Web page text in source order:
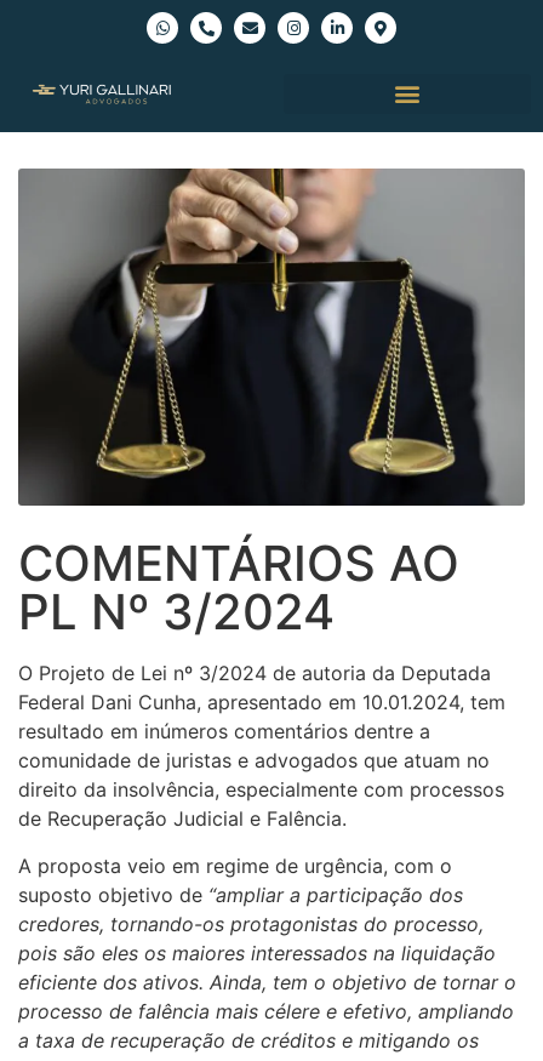
COMENTÁRIOS AO
PL Nº 3/2024
O Projeto de Lei nº 3/2024 de autoria da Deputada
Federal Dani Cunha, apresentado em 10.01.2024, tem
resultado em inúmeros comentários dentre a
comunidade de juristas e advogados que atuam no
direito da insolvência, especialmente com processos
de Recuperação Judicial e Falência.
A proposta veio em regime de urgência, com o
suposto objetivo de “ampliar a participação dos
credores, tornando-os protagonistas do processo,
pois são eles os maiores interessados na liquidação
eficiente dos ativos. Ainda, tem o objetivo de tornar o
processo de falência mais célere e efetivo, ampliando
a taxa de recuperação de créditos e mitigando os